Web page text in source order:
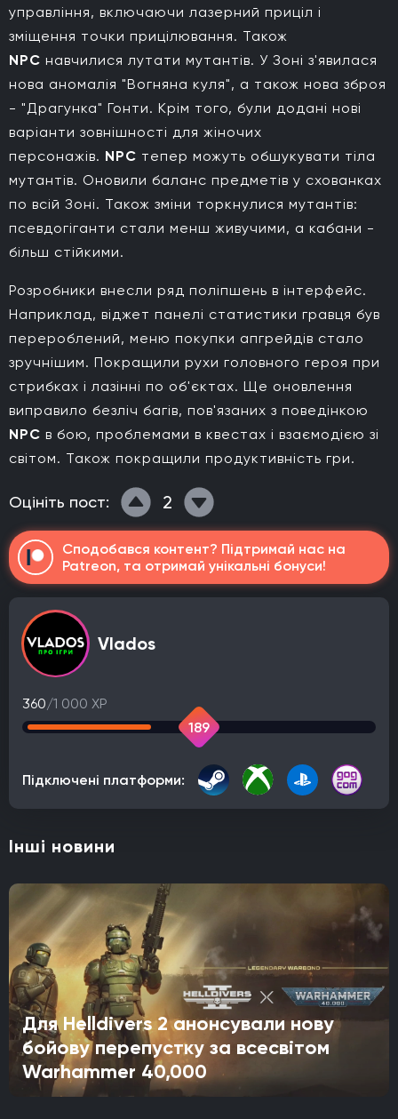
управління, включаючи лазерний приціл і
зміщення точки прицілювання. Також
NPC навчилися лутати мутантів. У Зоні з'явилася
нова аномалія "Вогняна куля", а також нова зброя
- "Драгунка" Гонти. Крім того, були додані нові
варіанти зовнішності для жіночих
персонажів. NPC тепер можуть обшукувати тіла
мутантів. Оновили баланс предметів у схованках
по всій Зоні. Також зміни торкнулися мутантів:
псевдогіганти стали менш живучими, а кабани -
більш стійкими.
Розробники внесли ряд поліпшень в інтерфейс.
Наприклад, віджет панелі статистики гравця був
перероблений, меню покупки апгрейдів стало
зручнішим. Покращили рухи головного героя при
стрибках і лазінні по об'єктах. Ще оновлення
виправило безліч багів, пов'язаних з поведінкою
NPC в бою, проблемами в квестах і взаємодією зі
світом. Також покращили продуктивність гри.
Оцініть пост: 2
Сподобався контент? Підтримай нас на
Patreon, та отримай унікальні бонуси!
Vlados
360/1 000 XP
189
Підключені платформи:
Інші новини
Для Helldivers 2 анонсували нову
бойову перепустку за всесвітом
Warhammer 40,000